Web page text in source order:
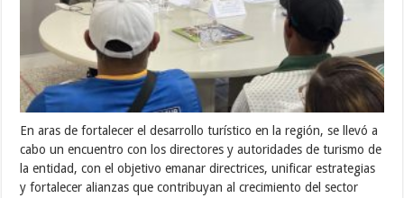
En aras de fortalecer el desarrollo turístico en la región, se llevó a
cabo un encuentro con los directores y autoridades de turismo de
la entidad, con el objetivo emanar directrices, unificar estrategias
y fortalecer alianzas que contribuyan al crecimiento del sector